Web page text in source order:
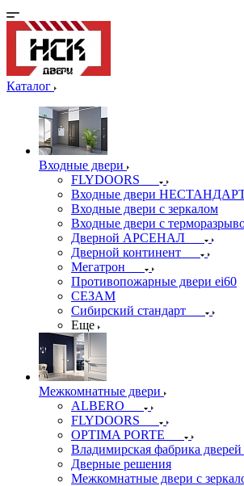
Каталог
Входные двери
FLYDOORS
Входные двери
Входные двери с зеркалом
Входные двери с
Дверной АРСЕНАЛ
Дверной континент
Мегатрон
Противопожарные двери ei60
СЕЗАМ
Сибирский стандарт
Еще
Межкомнатные двери
ALBERO
FLYDOORS
OPTIMA PORTE
Владимирская фабрика
Дверные решения
Межкомнатные двери c